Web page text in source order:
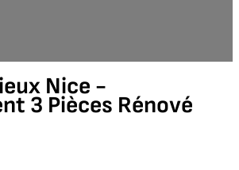
Nice -
3 Pièces Rénové